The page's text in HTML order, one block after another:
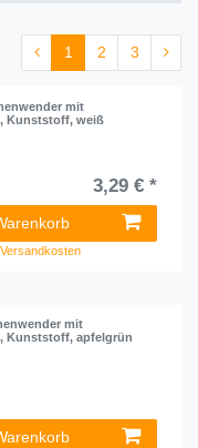
1
8
1 2 3
mit
Kunststoff, weiß
3,29 € *
Versandkosten
mit
Kunststoff, apfelgrün